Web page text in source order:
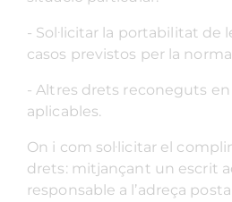
- Sol·licitar la portabilitat de
casos previstos per la
- Altres drets reconeguts
aplicables.
On i com sol·licitar el
drets: mitjançant un escrit
responsable a l’adreça